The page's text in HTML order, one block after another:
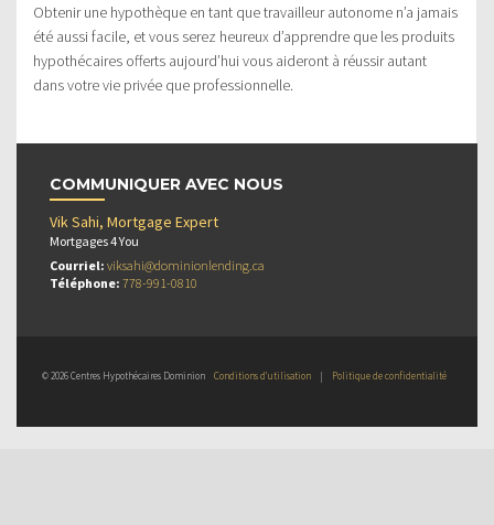
Obtenir une hypothèque en tant que travailleur autonome n’a jamais
été aussi facile, et vous serez heureux d’apprendre que les produits
hypothécaires offerts aujourd’hui vous aideront à réussir autant
dans votre vie privée que professionnelle.
COMMUNIQUER AVEC NOUS
Vik Sahi, Mortgage Expert
Mortgages 4 You
Courriel: viksahi@dominionlending.ca
Téléphone: 778-991-0810
© 2026 Centres Hypothécaires Dominion Conditions d’utilisation | Politique de confidentialité